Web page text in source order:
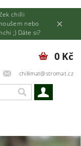
chilli
nebo
;) Dáte si?
chillimat@stromat.cz
0 Kč